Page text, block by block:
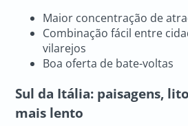
Maior concentração de
Combinação fácil entre
vilarejos
Boa oferta de bate-voltas
Sul da Itália: paisagens,
mais lento